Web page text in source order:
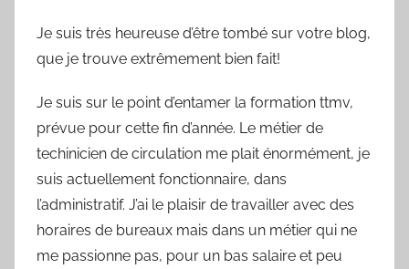
Je suis très heureuse d’être tombé sur votre blog,
que je trouve extrêmement bien fait!
Je suis sur le point d’entamer la formation ttmv,
prévue pour cette fin d’année. Le métier de
techinicien de circulation me plait énormément, je
suis actuellement fonctionnaire, dans
l’administratif. J’ai le plaisir de travailler avec des
horaires de bureaux mais dans un métier qui ne
me passionne pas, pour un bas salaire et peu